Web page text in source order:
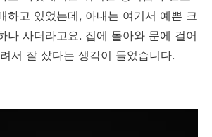
하고 있었는데, 아내는 여기서 예쁜 크
나 사더라고요. 집에 돌아와 문에 걸어
서 잘 샀다는 생각이 들었습니다.